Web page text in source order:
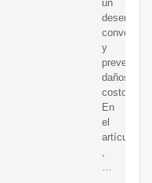
un
y
prevenir
daños
costosos.
En
el
artículo